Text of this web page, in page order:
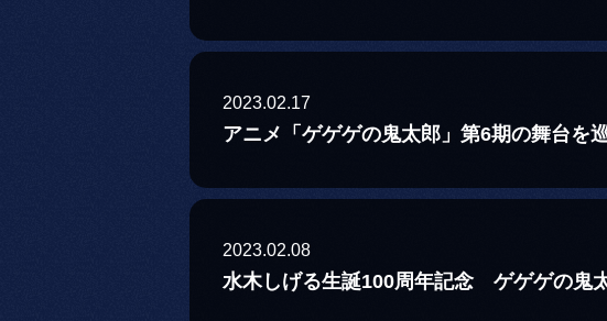
2023.02.17
アニメ「ゲゲゲの鬼太郎」第6期の舞台を
2023.02.08
水木しげる生誕100周年記念 ゲゲゲの鬼